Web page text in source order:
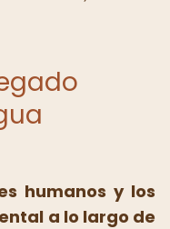
humanos y los
a lo largo de